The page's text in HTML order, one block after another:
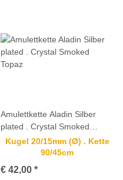
Amulettkette Aladin Silber
plated . Crystal Smoked
Topaz
Kugel 20/15mm (Ø) . Kette
90/45cm
€ 42,00 *